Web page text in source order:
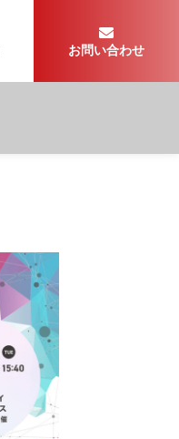
お問い合わせ